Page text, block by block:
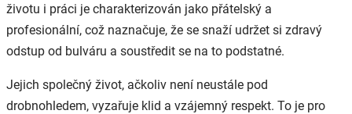
životu i práci je charakterizován jako přátelský a
profesionální, což naznačuje, že se snaží udržet si zdravý
odstup od bulváru a soustředit se na to podstatné.
Jejich společný život, ačkoliv není neustále pod
drobnohledem, vyzařuje klid a vzájemný respekt. To je pro